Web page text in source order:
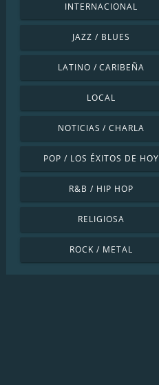
INTERNACIONAL
JAZZ / BLUES
LATINO / CARIBEÑA
LOCAL
NOTICIAS / CHARLA
POP / LOS ÉXITOS DE HOY
R&B / HIP HOP
RELIGIOSA
ROCK / METAL